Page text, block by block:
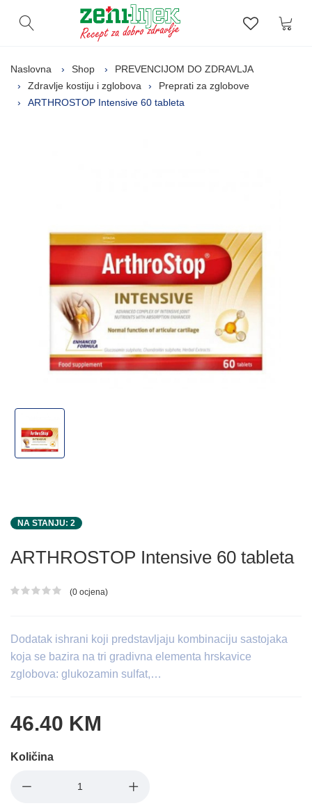
Otvori pretragu Lista
Naslovna Shop
PREVENCIJOM DO ZDRAVLJA
Zdravlje kostiju i zglobova
Preprati za zglobove
ARTHROSTOP Intensive 60 tableta
NA STANJU: 2
ARTHROSTOP Intensive 60 tableta
Ocjena proizvoda
(0 ocjena)
Dodatak ishrani koji predstavljaju kombinaciju sastojaka
koja se bazira na tri gradivna elementa hrskavice
zglobova: glukozamin sulfat,…
46.40 KM
Količina